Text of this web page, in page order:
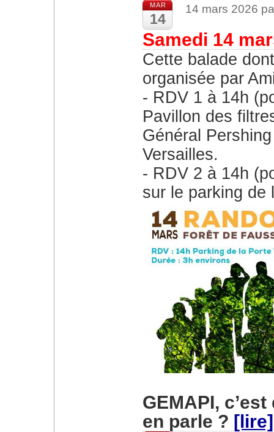
MAR
14
14 mars 2026
Samedi 14
Cette balade
organisée par
RDV 1 à 14h
Pavillon des
Général
Versailles.
RDV 2 à 14h
sur le parking de
GEMAPI,
en parle ? [lire]